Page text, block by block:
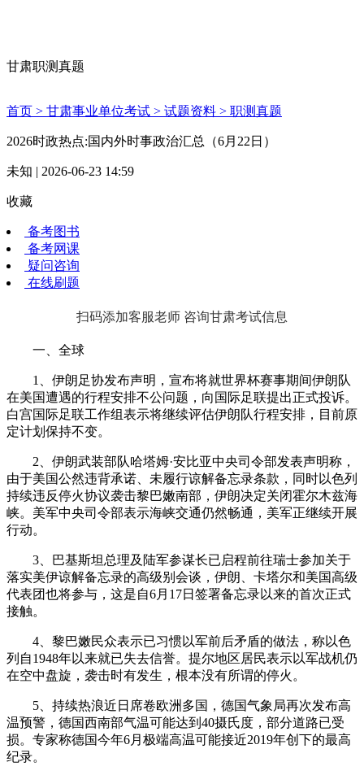
甘肃职测真题
首页 > 甘肃事业单位考试 > 试题资料 > 职测真题
2026时政热点:国内外时事政治汇总（6月22日）
未知 | 2026-06-23 14:59
收藏
备考图书
备考网课
疑问咨询
在线刷题
扫码添加客服老师 咨询甘肃考试信息
一、全球
1、伊朗足协发布声明，宣布将就世界杯赛事期间伊朗队
在美国遭遇的行程安排不公问题，向国际足联提出正式投诉。
白宫国际足联工作组表示将继续评估伊朗队行程安排，目前原
定计划保持不变。
2、伊朗武装部队哈塔姆·安比亚中央司令部发表声明称，
由于美国公然违背承诺、未履行谅解备忘录条款，同时以色列
持续违反停火协议袭击黎巴嫩南部，伊朗决定关闭霍尔木兹海
峡。美军中央司令部表示海峡交通仍然畅通，美军正继续开展
行动。
3、巴基斯坦总理及陆军参谋长已启程前往瑞士参加关于
落实美伊谅解备忘录的高级别会谈，伊朗、卡塔尔和美国高级
代表团也将参与，这是自6月17日签署备忘录以来的首次正式
接触。
4、黎巴嫩民众表示已习惯以军前后矛盾的做法，称以色
列自1948年以来就已失去信誉。提尔地区居民表示以军战机仍
在空中盘旋，袭击时有发生，根本没有所谓的停火。
5、持续热浪近日席卷欧洲多国，德国气象局再次发布高
温预警，德国西南部气温可能达到40摄氏度，部分道路已受
损。专家称德国今年6月极端高温可能接近2019年创下的最高
纪录。